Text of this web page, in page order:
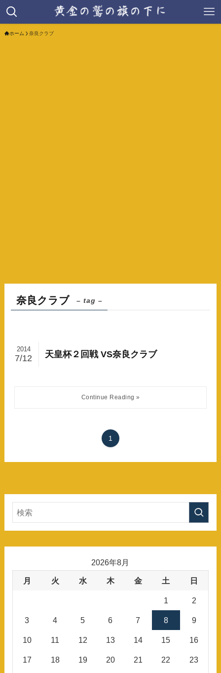
ホーム 奈良クラブ
奈良クラブ – tag –
天皇杯２回戦 VS奈良クラブ
2014
7/12
1
2026年8月
月 火 水 木 金 土 日
1 2
3 4 5 6 7 8 9
10 11 12 13 14 15 16
17 18 19 20 21 22 23